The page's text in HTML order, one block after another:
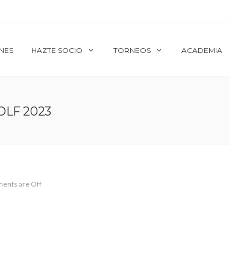
HAZTE SOCIO TORNEOS ACADEMIA
2023
are Off